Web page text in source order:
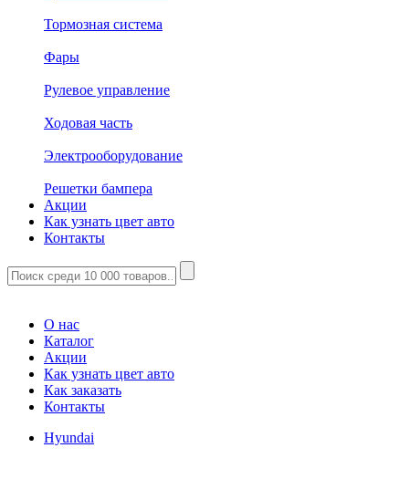
Тормозная система
Фары
Рулевое управление
Ходовая часть
Электрооборудование
Решетки бампера
Акции
Как узнать цвет авто
Контакты
О нас
Каталог
Акции
Как узнать цвет авто
Как заказать
Контакты
Hyundai